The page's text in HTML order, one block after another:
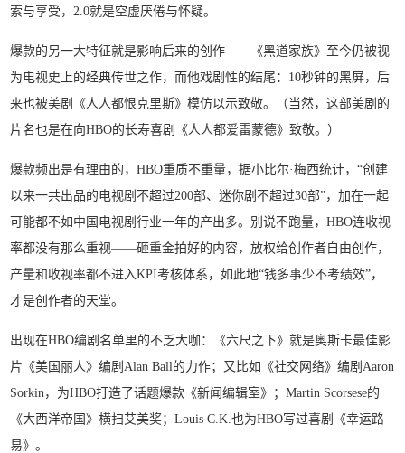
索与享受，2.0就是空虚厌倦与怀疑。
爆款的另一大特征就是影响后来的创作——《黑道家族》至今仍被视
为电视史上的经典传世之作，而他戏剧性的结尾：10秒钟的黑屏，后
来也被美剧《人人都恨克里斯》模仿以示致敬。（当然，这部美剧的
片名也是在向HBO的长寿喜剧《人人都爱雷蒙德》致敬。）
爆款频出是有理由的，HBO重质不重量，据小比尔·梅西统计，“创建
以来一共出品的电视剧不超过200部、迷你剧不超过30部”，加在一起
可能都不如中国电视剧行业一年的产出多。别说不跑量，HBO连收视
率都没有那么重视——砸重金拍好的内容，放权给创作者自由创作，
产量和收视率都不进入KPI考核体系，如此地“钱多事少不考绩效”，
才是创作者的天堂。
出现在HBO编剧名单里的不乏大咖：《六尺之下》就是奥斯卡最佳影
片《美国丽人》编剧Alan Ball的力作；又比如《社交网络》编剧Aaron
Sorkin，为HBO打造了话题爆款《新闻编辑室》；Martin Scorsese的
《大西洋帝国》横扫艾美奖；Louis C.K.也为HBO写过喜剧《幸运路
易》。